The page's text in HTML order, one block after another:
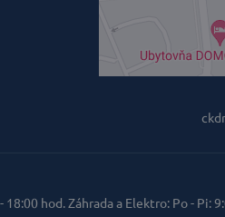
hod. Záhrada a Elektro: Po - Pi: